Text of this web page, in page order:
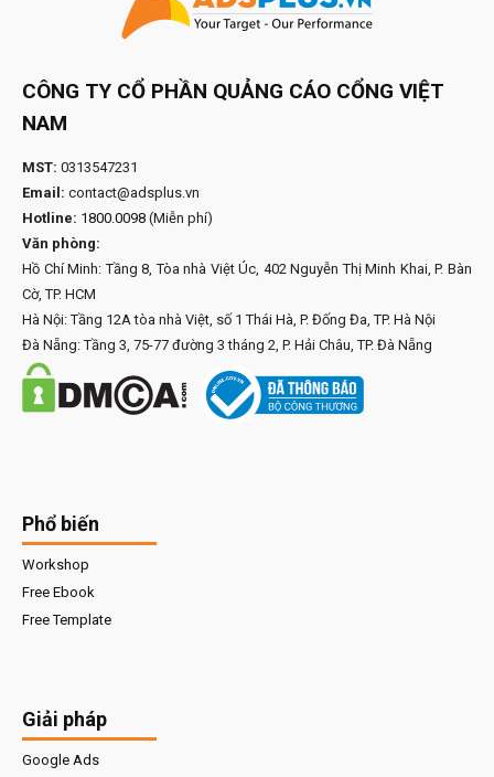
CÔNG TY CỔ PHẦN QUẢNG CÁO CỔNG VIỆT
NAM
MST: 0313547231
Email: contact@adsplus.vn
Hotline: 1800.0098 (Miễn phí)
Văn phòng:
Hồ Chí Minh: Tầng 8, Tòa nhà Việt Úc, 402 Nguyễn Thị Minh Khai, P. Bàn
Cờ, TP. HCM
Hà Nội: Tầng 12A tòa nhà Việt, số 1 Thái Hà, P. Đống Đa, TP. Hà Nội
Đà Nẵng: Tầng 3, 75-77 đường 3 tháng 2, P. Hải Châu, TP. Đà Nẵng
Phổ biến
Workshop
Free Ebook
Free Template
Giải pháp
Google Ads